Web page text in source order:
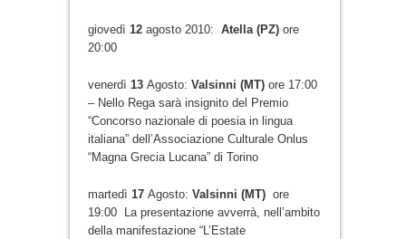
giovedì 12agosto 2010: Atella (PZ)ore
20:00
venerdì 13Agosto: Valsinni (MT)ore 17:00
– Nello Rega sarà insignito del Premio
“Concorso nazionale di poesia in lingua
italiana” dell’Associazione Culturale Onlus
“Magna Grecia Lucana” di Torino
martedì 17Agosto: Valsinni (MT)ore
19:00 La presentazione avverrà, nell’ambito
della manifestazione “L’Estate